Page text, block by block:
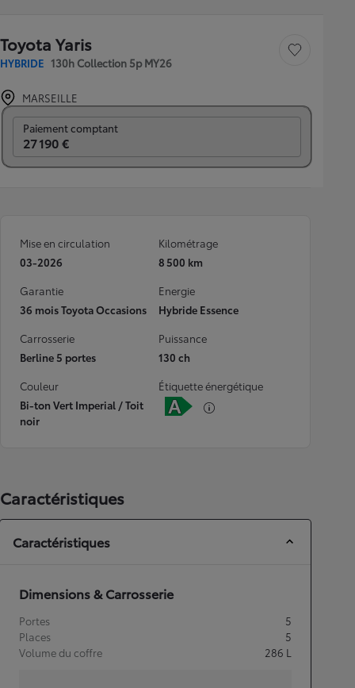
Toyota Yaris
HYBRIDE 130h Collection 5p MY26
Sauvegarder le
MARSEILLE
Paiement comptant
27 190 €
Mise en circulation
03-2026
Kilométrage
8 500 km
Garantie
36 mois Toyota Occasions
Energie
Hybride Essence
Carrosserie
Berline 5 portes
Puissance
130 ch
Couleur
Bi-ton Vert Imperial / Toit
noir
Étiquette énergétique
Caractéristiques
Caractéristiques
Dimensions & Carrosserie
Portes
5
Places
5
Volume du coffre
286 L